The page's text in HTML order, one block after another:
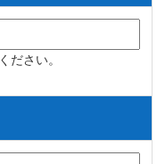
ださい。